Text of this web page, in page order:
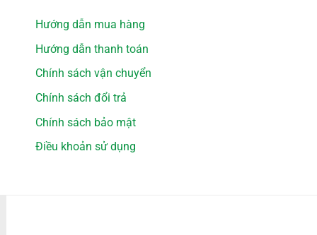
Hướng dẫn mua hàng
Hướng dẫn thanh toán
Chính sách vận chuyển
Chính sách đổi trả
Chính sách bảo mật
Điều khoản sử dụng